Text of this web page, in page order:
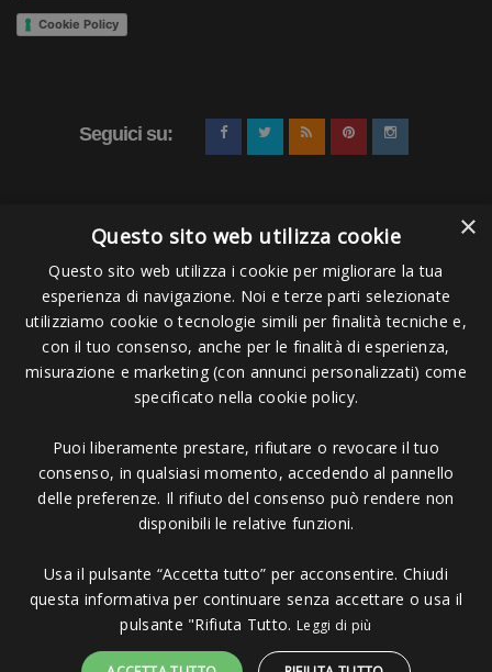
Cookie Policy
Seguici su:
Pagamenti Accettati
Copyright © 2006 - 2023 - Icarus Project sas
Massa MS - Tel 0585026137 - P.IVA 01151030457 - REA MS 117168
×
Questo sito web utilizza cookie
Questo sito web utilizza i cookie per migliorare la tua
esperienza di navigazione. Noi e terze parti selezionate
utilizziamo cookie o tecnologie simili per finalità tecniche e,
con il tuo consenso, anche per le finalità di esperienza,
misurazione e marketing (con annunci personalizzati) come
specificato nella cookie policy.
Puoi liberamente prestare, rifiutare o revocare il tuo
consenso, in qualsiasi momento, accedendo al pannello
delle preferenze. Il rifiuto del consenso può rendere non
disponibili le relative funzioni.
Usa il pulsante “Accetta tutto” per acconsentire. Chiudi
questa informativa per continuare senza accettare o usa il
pulsante "Rifiuta Tutto. Leggi di più